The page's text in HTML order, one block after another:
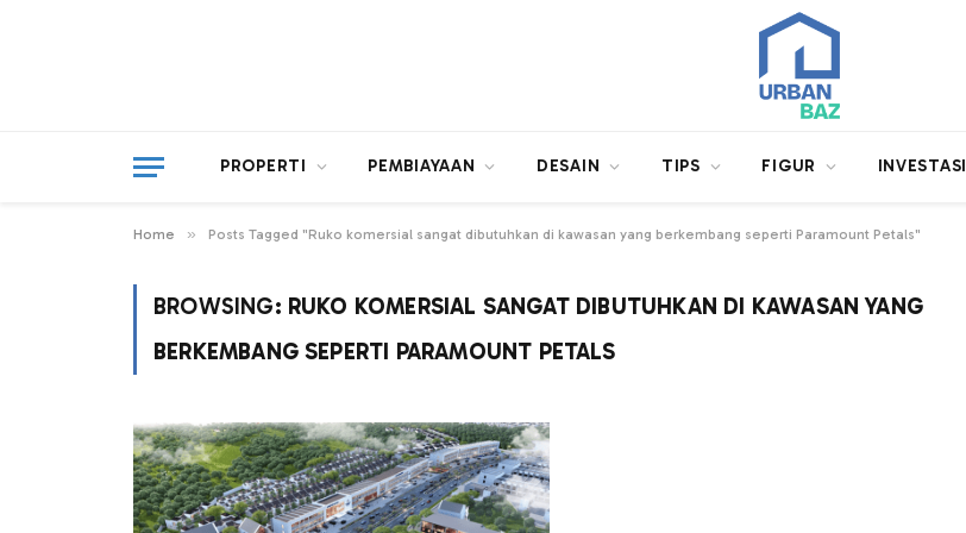
PROPERTI PEMBIAYAAN DESAIN TIPS FIGUR INVESTASI
Home » Posts Tagged "Ruko komersial sangat dibutuhkan di kawasan yang berkembang seperti Paramount Petals"
BROWSING: RUKO KOMERSIAL SANGAT DIBUTUHKAN DI KAWASAN YANG
BERKEMBANG SEPERTI PARAMOUNT PETALS